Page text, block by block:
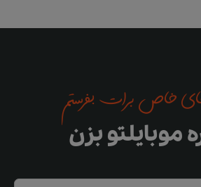
خاص برات بفرستم
موبایلتو بزن